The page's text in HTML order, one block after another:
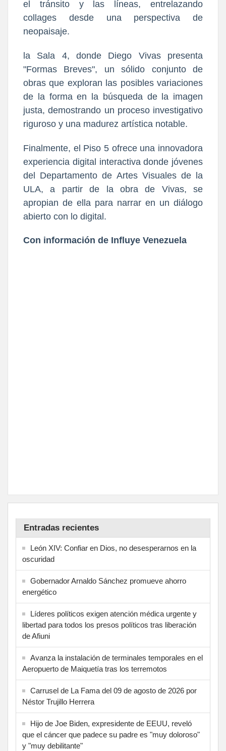
el tránsito y las líneas, entrelazando
collages desde una perspectiva de
neopaisaje.
la Sala 4, donde Diego Vivas presenta
"Formas Breves", un sólido conjunto de
obras que exploran las posibles variaciones
de la forma en la búsqueda de la imagen
justa, demostrando un proceso investigativo
riguroso y una madurez artística notable.
Finalmente, el Piso 5 ofrece una innovadora
experiencia digital interactiva donde jóvenes
del Departamento de Artes Visuales de la
ULA, a partir de la obra de Vivas, se
apropian de ella para narrar en un diálogo
abierto con lo digital.
Con información de Influye Venezuela
Entradas recientes
León XIV: Confiar en Dios, no desesperarnos en la
oscuridad
Gobernador Arnaldo Sánchez promueve ahorro
energético
Líderes políticos exigen atención médica urgente y
libertad para todos los presos políticos tras liberación
de Afiuni
Avanza la instalación de terminales temporales en el
Aeropuerto de Maiquetía tras los terremotos
Carrusel de La Fama del 09 de agosto de 2026 por
Néstor Trujillo Herrera
Hijo de Joe Biden, expresidente de EEUU, reveló
que el cáncer que padece su padre es "muy doloroso"
y "muy debilitante"